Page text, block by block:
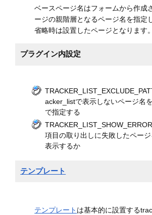
ベースページ名はフォームから作成
ージの親階層となるページ名を指定
省略時は設置したページとなります。
プラグイン内設定
acker_listで表示しないページ名
で指定する
項目の取り出しに失敗したペー
表示するか
テンプレート
テンプレート は基本的に設置する